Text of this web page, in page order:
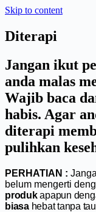
Skip to content
Diterapi
Jangan ikut
anda malas
Wajib baca
habis. Agar
diterapi
pulihkan
PERHATIAN :
belum mengerti
produkapapun
biasahebat tanpa